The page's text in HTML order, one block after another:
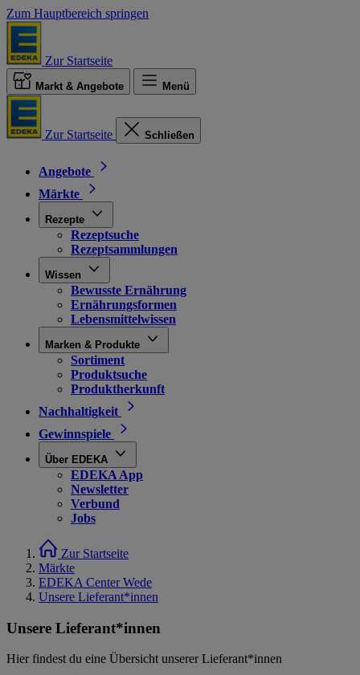
Zum Hauptbereich springen
Zur Startseite
Markt & Angebote Menü
Zur Startseite Schließen
Angebote
Märkte
Rezepte
Rezeptsuche
Rezeptsammlungen
Wissen
Bewusste Ernährung
Ernährungsformen
Lebensmittelwissen
Marken & Produkte
Sortiment
Produktsuche
Produktherkunft
Nachhaltigkeit
Gewinnspiele
Über EDEKA
EDEKA App
Newsletter
Verbund
Jobs
Zur Startseite
Märkte
EDEKA Center Wede
Unsere Lieferant*innen
Unsere Lieferant*innen
Hier findest du eine Übersicht unserer Lieferant*innen